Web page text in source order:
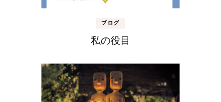
ブログ
私の役目